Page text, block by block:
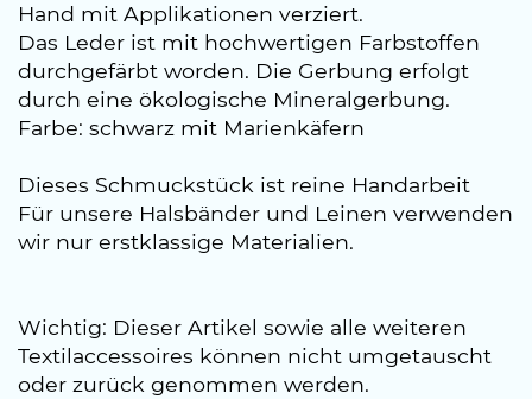
Hand mit Applikationen verziert.
Das Leder ist mit hochwertigen Farbstoffen
durchgefärbt worden. Die Gerbung erfolgt
durch eine ökologische Mineralgerbung.
Farbe: schwarz mit Marienkäfern
Dieses Schmuckstück ist reine Handarbeit
Für unsere Halsbänder und Leinen verwenden
wir nur erstklassige Materialien.
Wichtig: Dieser Artikel sowie alle weiteren
Textilaccessoires können nicht umgetauscht
oder zurück genommen werden.